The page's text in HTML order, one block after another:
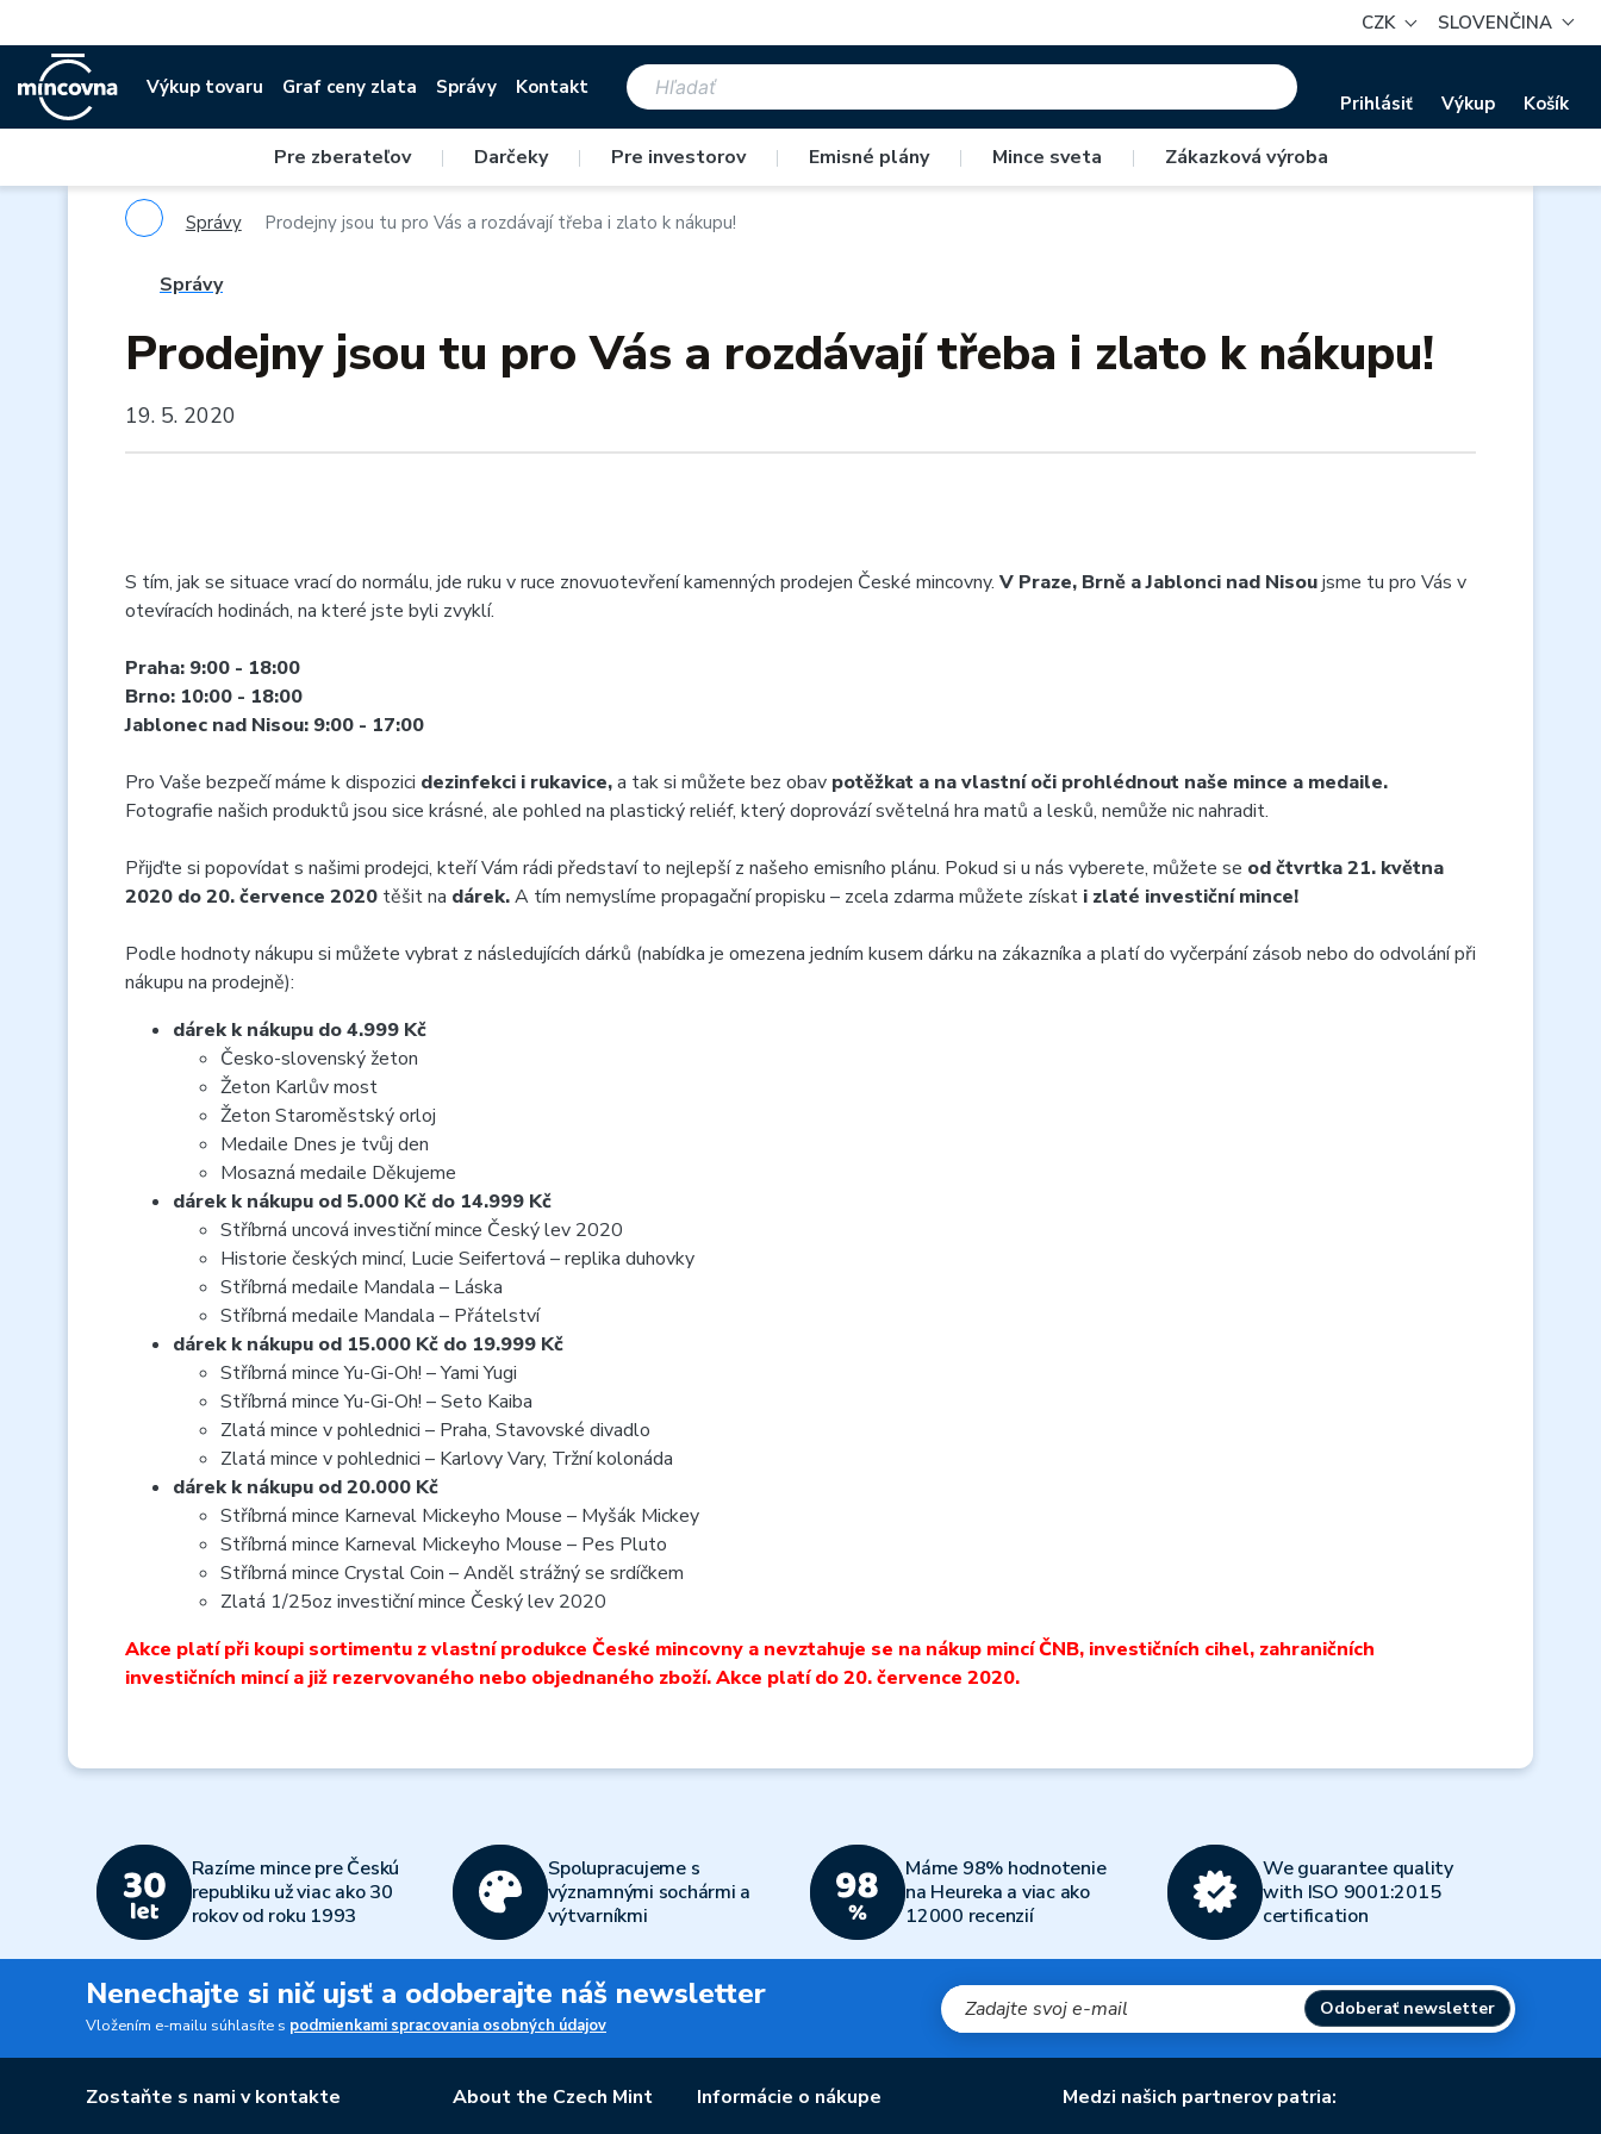
CZK SLOVENČINA
Výkup tovaru Graf ceny zlata Správy Kontakt
Prihlásiť Výkup Košík
Pre zberateľov | Darčeky | Pre investorov | Emisné plány | Mince sveta | Zákazková výroba
Správy Prodejny jsou tu pro Vás a rozdávají třeba i zlato k nákupu!
Správy
Prodejny jsou tu pro Vás a rozdávají třeba i zlato k nákupu!
19. 5. 2020
S tím, jak se situace vrací do normálu, jde ruku v ruce znovuotevření kamenných prodejen České mincovny. V Praze, Brně a Jablonci nad Nisoujsme tu pro Vás v
otevíracích hodinách, na které jste byli zvyklí.
Praha: 9:00 - 18:00
Brno: 10:00 - 18:00
Jablonec nad Nisou: 9:00 - 17:00
Pro Vaše bezpečí máme k dispozici dezinfekci i rukavice,a tak si můžete bez obav potěžkat a na vlastní oči prohlédnout naše mince a medaile.
Fotografie našich produktů jsou sice krásné, ale pohled na plastický reliéf, který doprovází světelná hra matů a lesků, nemůže nic nahradit.
Přijďte si popovídat s našimi prodejci, kteří Vám rádi představí to nejlepší z našeho emisního plánu. Pokud si u nás vyberete, můžete se odčtvrtka 21. května
2020 do 20. července 2020 těšit na dárek.A tím nemyslíme propagační propisku – zcela zdarma můžete získat i zlaté investiční mince!
Podle hodnoty nákupu si můžete vybrat z následujících dárků (nabídka je omezena jedním kusem dárku na zákazníka a platí do vyčerpání zásob nebo do odvolání při
nákupu na prodejně):
dárek k nákupu do 4.999 Kč
Česko-slovenský žeton
Žeton Karlův most
Žeton Staroměstský orloj
Medaile Dnes je tvůj den
Mosazná medaile Děkujeme
dárek k nákupu od 5.000 Kč do 14.999 Kč
Stříbrná uncová investiční mince Český lev 2020
Historie českých mincí, Lucie Seifertová – replika duhovky
Stříbrná medaile Mandala – Láska
Stříbrná medaile Mandala – Přátelství
dárek k nákupu od 15.000 Kč do 19.999 Kč
Stříbrná mince Yu-Gi-Oh! – Yami Yugi
Stříbrná mince Yu-Gi-Oh! – Seto Kaiba
Zlatá mince v pohlednici – Praha, Stavovské divadlo
Zlatá mince v pohlednici – Karlovy Vary, Tržní kolonáda
dárek k nákupu od 20.000 Kč
Stříbrná mince Karneval Mickeyho Mouse – Myšák Mickey
Stříbrná mince Karneval Mickeyho Mouse – Pes Pluto
Stříbrná mince Crystal Coin – Anděl strážný se srdíčkem
Zlatá 1/25oz investiční mince Český lev 2020
Akce platí při koupi sortimentu z vlastní produkce České mincovny a nevztahuje se na nákup mincí ČNB, investičních cihel, zahraničních
investičních mincí a již rezervovaného nebo objednaného zboží. Akce platí do 20. července 2020.
Razíme mince pre Českú
republiku už viac ako 30
rokov od roku 1993
Spolupracujeme s
významnými sochármi a
výtvarníkmi
Máme 98% hodnotenie
na Heureka a viac ako
12000 recenzií
We guarantee quality
with ISO 9001:2015
certification
Nenechajte si nič ujsť a odoberajte náš newsletter
Vložením e-mailu súhlasíte s podmienkami spracovania osobných údajov
Odoberať newsletter
Zostaňte s nami v kontakte About the Czech Mint Informácie o nákupe Medzi našich partnerov patria: